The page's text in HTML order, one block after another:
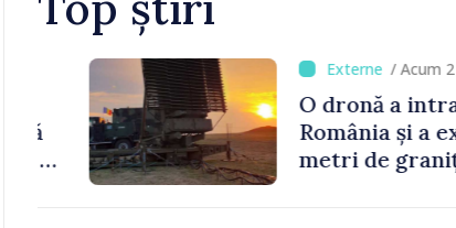
/ Acum 2 ore
O dronă a intrat în Bulgaria dinspre
România și a explodat la 100 de
metri de graniță